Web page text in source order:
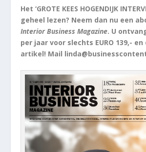
Het ‘GROTE KEES HOGENDIJK
geheel lezen? Neem dan nu een
Interior Business Magazine. U
per jaar voor slechts EURO 139,-
artikel! Mail